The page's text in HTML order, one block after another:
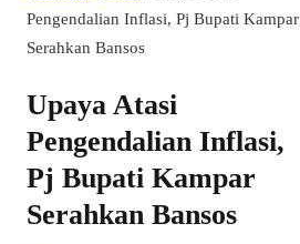
Pengendalian Inflasi, Pj Bupati Kampar
Serahkan Bansos
Upaya Atasi
Pengendalian Inflasi,
Pj Bupati Kampar
Serahkan Bansos